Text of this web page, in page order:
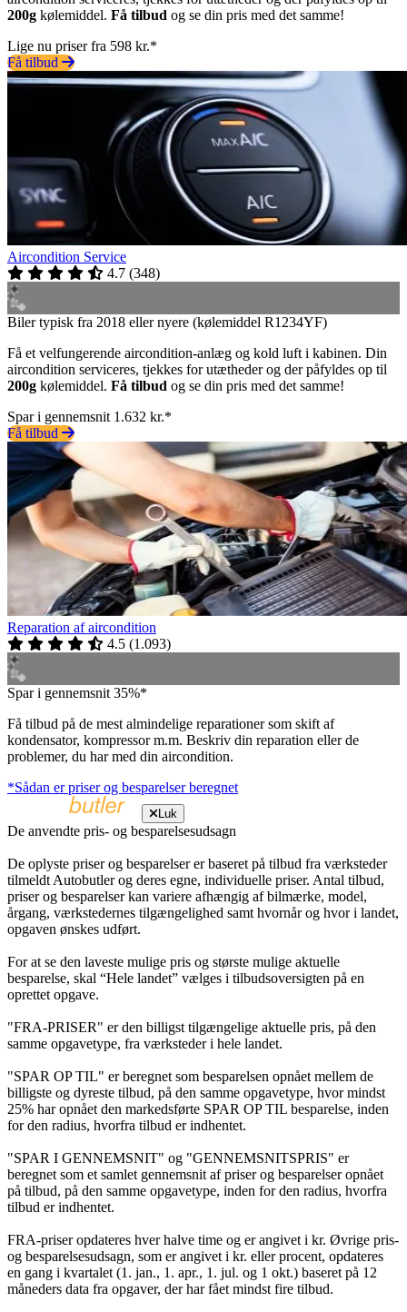
200g kølemiddel. Få tilbud og se din pris med det samme!
Lige nu priser fra 598 kr.*
Få tilbud
Aircondition Service
4.7 (348)
Biler typisk fra 2018 eller nyere (kølemiddel R1234YF)
Få et velfungerende aircondition-anlæg og kold luft i kabinen. Din
aircondition serviceres, tjekkes for utætheder og der påfyldes op til
200g kølemiddel. Få tilbud og se din pris med det samme!
Spar i gennemsnit 1.632 kr.*
Få tilbud
Reparation af aircondition
4.5 (1.093)
Spar i gennemsnit 35%*
Få tilbud på de mest almindelige reparationer som skift af
kondensator, kompressor m.m. Beskriv din reparation eller de
problemer, du har med din aircondition.
*Sådan er priser og besparelser beregnet
Luk
De anvendte pris- og besparelsesudsagn
De oplyste priser og besparelser er baseret på tilbud fra værksteder
tilmeldt Autobutler og deres egne, individuelle priser. Antal tilbud,
priser og besparelser kan variere afhængig af bilmærke, model,
årgang, værkstedernes tilgængelighed samt hvornår og hvor i landet,
opgaven ønskes udført.
For at se den laveste mulige pris og største mulige aktuelle
besparelse, skal “Hele landet” vælges i tilbudsoversigten på en
oprettet opgave.
"FRA-PRISER" er den billigst tilgængelige aktuelle pris, på den
samme opgavetype, fra værksteder i hele landet.
"SPAR OP TIL" er beregnet som besparelsen opnået mellem de
billigste og dyreste tilbud, på den samme opgavetype, hvor mindst
25% har opnået den markedsførte SPAR OP TIL besparelse, inden
for den radius, hvorfra tilbud er indhentet.
"SPAR I GENNEMSNIT" og "GENNEMSNITSPRIS" er
beregnet som et samlet gennemsnit af priser og besparelser opnået
på tilbud, på den samme opgavetype, inden for den radius, hvorfra
tilbud er indhentet.
FRA-priser opdateres hver halve time og er angivet i kr. Øvrige pris-
og besparelsesudsagn, som er angivet i kr. eller procent, opdateres
en gang i kvartalet (1. jan., 1. apr., 1. jul. og 1 okt.) baseret på 12
måneders data fra opgaver, der har fået mindst fire tilbud.